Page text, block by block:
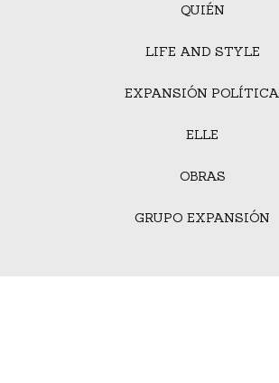
QUIÉN
LIFE AND STYLE
EXPANSIÓN POLÍTICA
ELLE
OBRAS
GRUPO EXPANSIÓN